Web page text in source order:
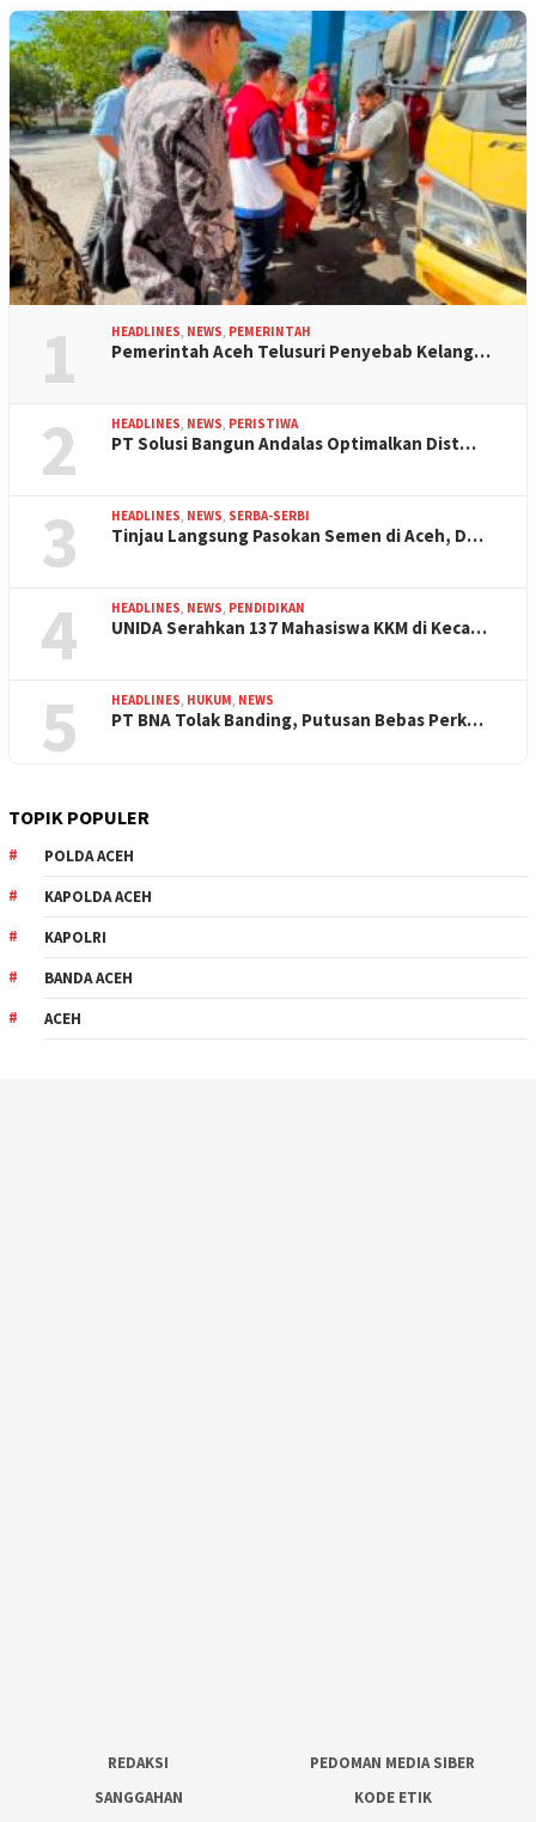
1 HEADLINES, NEWS, PEMERINTAH
Pemerintah Aceh Telusuri Penyebab Kelang…
2 HEADLINES, NEWS, PERISTIWA
PT Solusi Bangun Andalas Optimalkan Dist…
3 HEADLINES, NEWS, SERBA-SERBI
Tinjau Langsung Pasokan Semen di Aceh, D…
4 HEADLINES, NEWS, PENDIDIKAN
UNIDA Serahkan 137 Mahasiswa KKM di Keca…
5 HEADLINES, HUKUM, NEWS
PT BNA Tolak Banding, Putusan Bebas Perk…
TOPIK POPULER
POLDA ACEH
KAPOLDA ACEH
KAPOLRI
BANDA ACEH
ACEH
REDAKSI
PEDOMAN MEDIA SIBER
SANGGAHAN
KODE ETIK